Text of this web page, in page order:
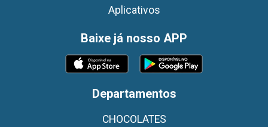
Aplicativos
Baixe já nosso APP
Departamentos
CHOCOLATES